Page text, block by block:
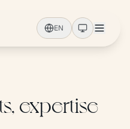
EN
expertise